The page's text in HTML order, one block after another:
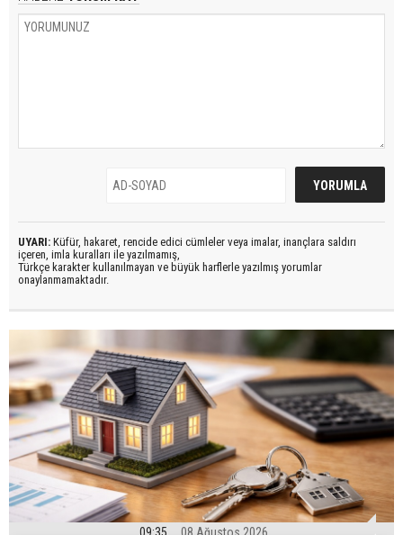
UYARI: Küfür, hakaret, rencide edici cümleler veya imalar, inançlara saldırı
içeren, imla kuralları ile yazılmamış,
Türkçe karakter kullanılmayan ve büyük harflerle yazılmış yorumlar
onaylanmamaktadır.